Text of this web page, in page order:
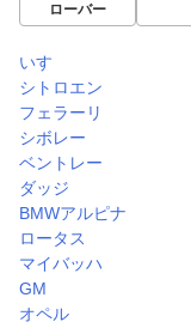
ローバー
いすゞ
シトロエン
フェラーリ
シボレー
ベントレー
ダッジ
BMWアルピナ
ロータス
マイバッハ
GM
オペル